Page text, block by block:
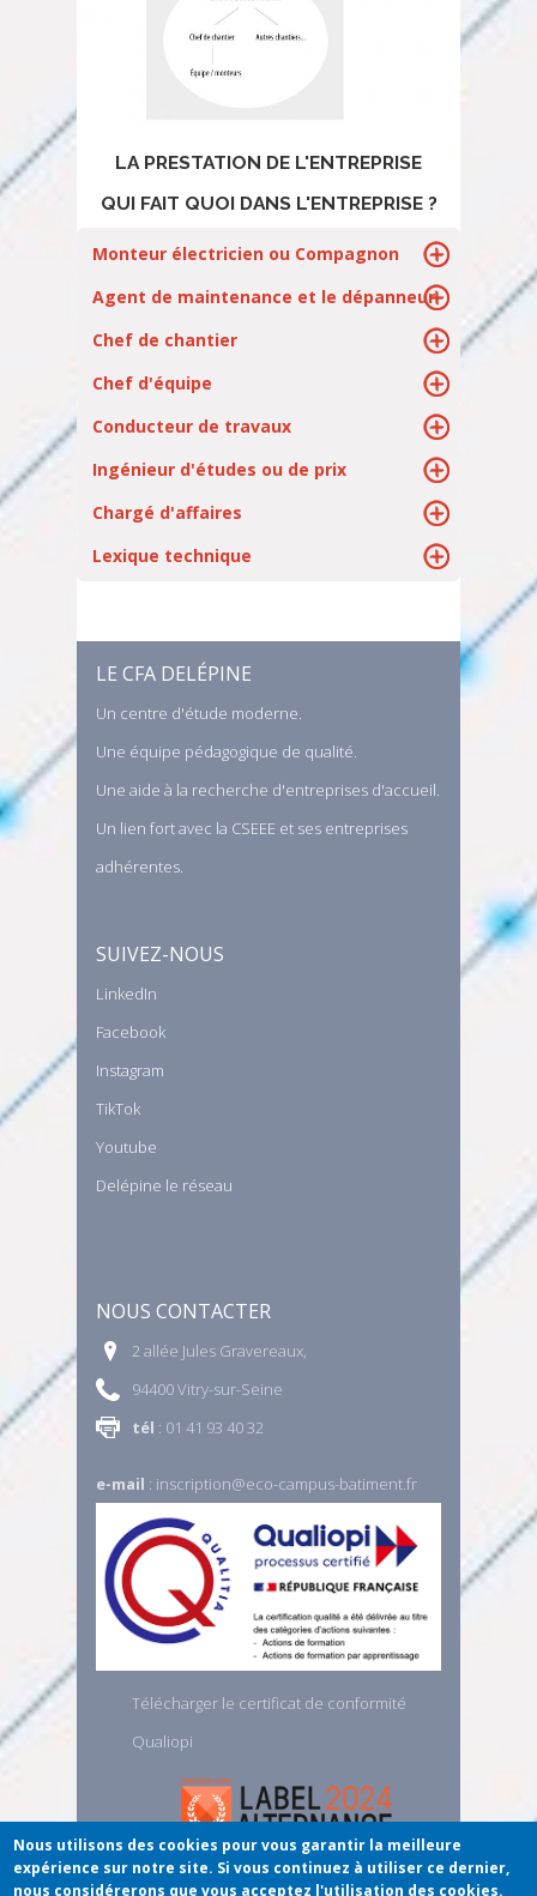
LA PRESTATION DE L'ENTREPRISE
QUI FAIT QUOI DANS L'ENTREPRISE ?
Monteur électricien ou Compagnon
Agent de maintenance et le dépanneur
Chef de chantier
Chef d'équipe
Conducteur de travaux
Ingénieur d'études ou de prix
Chargé d'affaires
Lexique technique
LE CFA DELÉPINE
Un centre d'étude moderne.
Une équipe pédagogique de qualité.
Une aide à la recherche d'entreprises d'accueil.
Un lien fort avec la CSEEE et ses entreprises
adhérentes.
SUIVEZ-NOUS
LinkedIn
Facebook
Instagram
TikTok
Youtube
Delépine le réseau
NOUS CONTACTER
2 allée Jules Gravereaux,
94400 Vitry-sur-Seine
tél : 01 41 93 40 32
e-mail : inscription@eco-campus-batiment.fr
Télécharger le certificat de conformité
Qualiopi
Nous utilisons des cookies pour vous garantir la meilleure
expérience sur notre site. Si vous continuez à utiliser ce dernier,
nous considérerons que vous acceptez l'utilisation des cookies.